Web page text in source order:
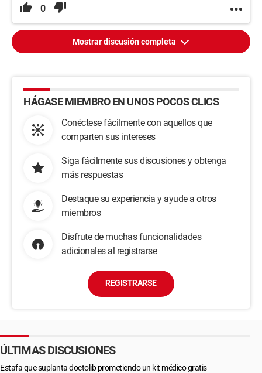
0
Mostrar discusión completa
HÁGASE MIEMBRO EN UNOS POCOS CLICS
Conéctese fácilmente con aquellos que
comparten sus intereses
Siga fácilmente sus discusiones y obtenga
más respuestas
Destaque su experiencia y ayude a otros
miembros
Disfrute de muchas funcionalidades
adicionales al registrarse
REGISTRARSE
ÚLTIMAS DISCUSIONES
Estafa que suplanta doctolib prometiendo un kit médico gratis